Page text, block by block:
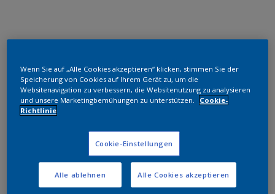
RAL 9016
NAB06I
Muster bestellen
Bestellen Sie direkt im Webshop
Wenn Sie auf „Alle Cookies akzeptieren“ klicken, stimmen Sie der
Speicherung von Cookies auf Ihrem Gerät zu, um die
Websitenavigation zu verbessern, die Websitenutzung zu analysieren
und unsere Marketingbemühungen zu unterstützen.
Cookie-
Richtlinie
Cookie-Einstellungen
Alle ablehnen Alle Cookies akzeptieren